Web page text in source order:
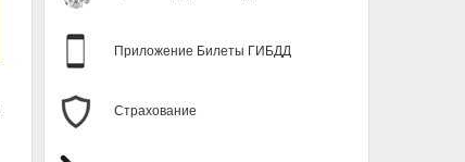
Приложение Билеты ГИБДД
Страхование